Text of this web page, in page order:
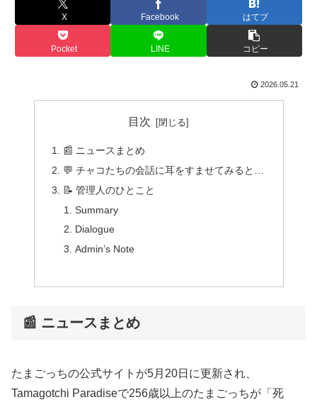
X Facebook はてブ
Pocket LINE コピー
2026.05.21
目次
📰 ニュースまとめ
💬 チャコたちの会話に耳をすませてみると…
📝 管理人のひとこと
Summary
Dialogue
Admin’s Note
📰 ニュースまとめ
たまごっちの公式サイトが5月20日に更新され、
Tamagotchi Paradiseで256歳以上のたまごっちが「死